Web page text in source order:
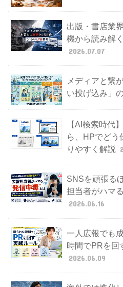
出版・書店業
機から読み解
2026.07.07
メディアと繋
い投げ込み」
【AI検索時代
ら、HPでどう
りやすく解説
SNSを頑張る
担当者がハマ
2026.06.16
一人広報でも
時間でPRを回
2026.06.09